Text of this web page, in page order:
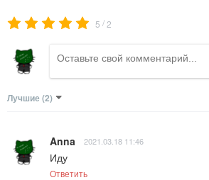
5 /2
Лучшие (2)
Anna 2021.03.18 11:46
Иду
Ответить